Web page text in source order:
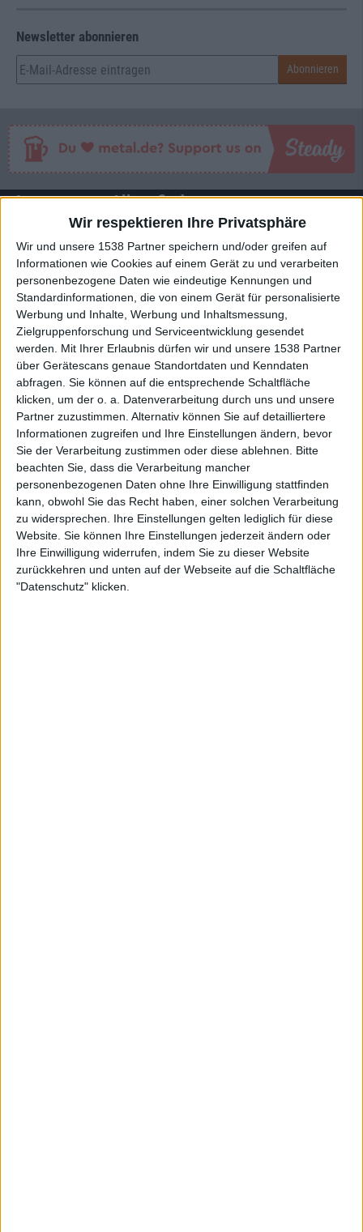
Wir respektieren Ihre Privatsphäre
Wir und unsere 1538 Partner speichern und/oder greifen auf
Informationen wie Cookies auf einem Gerät zu und verarbeiten
personenbezogene Daten wie eindeutige Kennungen und
Standardinformationen, die von einem Gerät für personalisierte
Werbung und Inhalte, Werbung und Inhaltsmessung,
Zielgruppenforschung und Serviceentwicklung gesendet
werden. Mit Ihrer Erlaubnis dürfen wir und unsere 1538 Partner
über Gerätescans genaue Standortdaten und Kenndaten
abfragen. Sie können auf die entsprechende Schaltfläche
klicken, um der o. a. Datenverarbeitung durch uns und unsere
Partner zuzustimmen. Alternativ können Sie auf detailliertere
Informationen zugreifen und Ihre Einstellungen ändern, bevor
Sie der Verarbeitung zustimmen oder diese ablehnen. Bitte
beachten Sie, dass die Verarbeitung mancher
personenbezogenen Daten ohne Ihre Einwilligung stattfinden
kann, obwohl Sie das Recht haben, einer solchen Verarbeitung
zu widersprechen. Ihre Einstellungen gelten lediglich für diese
Website. Sie können Ihre Einstellungen jederzeit ändern oder
Ihre Einwilligung widerrufen, indem Sie zu dieser Website
zurückkehren und unten auf der Webseite auf die Schaltfläche
"Datenschutz" klicken.
Newsletter abonnieren
Interessante Alben finden
Reviews und lass Dich inspirieren!
Nach Wertung filtern ▼︎
von
bis
Punkten
Nach Genres filtern►︎
Coppelius auf Tour
metal.de präsentiert